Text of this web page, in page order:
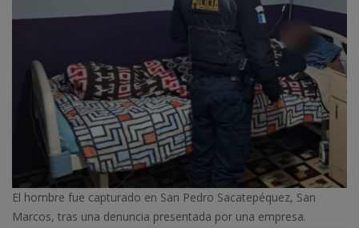
El hombre fue capturado en San Pedro Sacatepéquez, San
Marcos, tras una denuncia presentada por una empresa.